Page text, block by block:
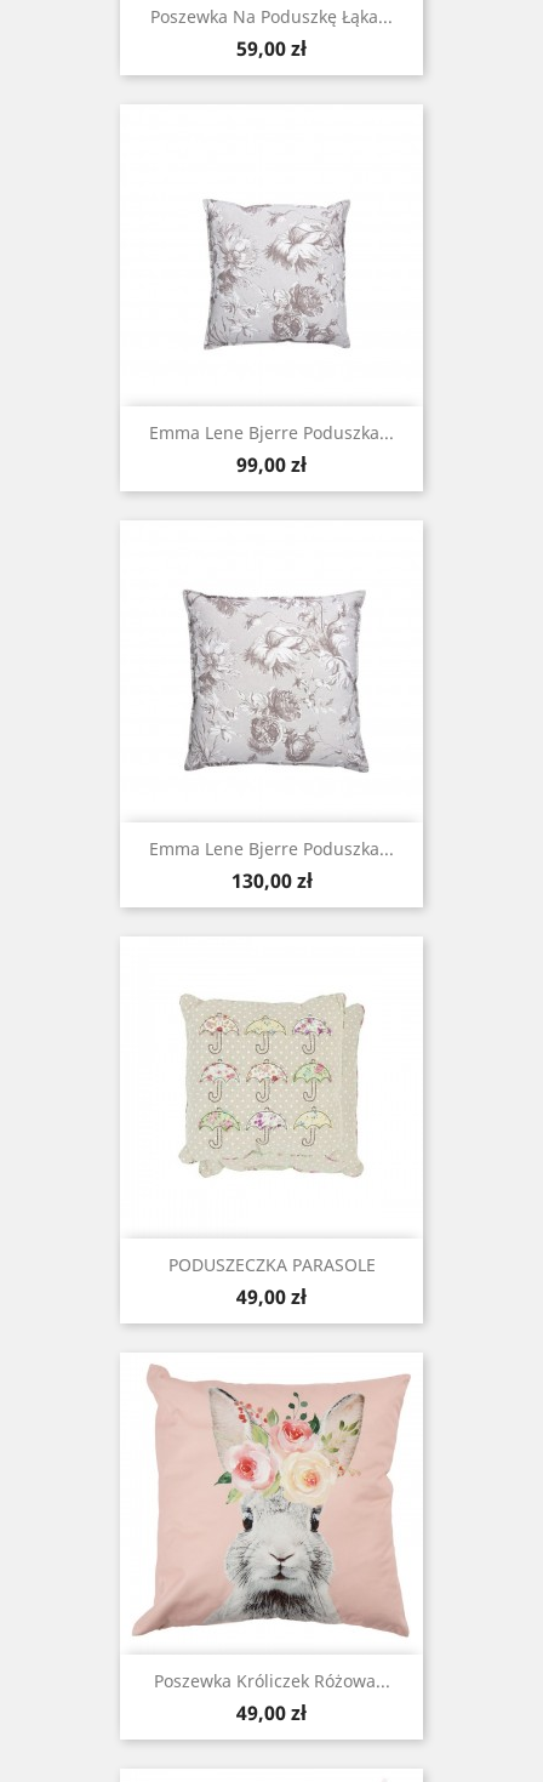
Poszewka Na Poduszkę Łąka...
Cena
59,00 zł
Emma Lene Bjerre Poduszka...
Cena
99,00 zł
Emma Lene Bjerre Poduszka...
Cena
130,00 zł
PODUSZECZKA PARASOLE
Cena
49,00 zł
Poszewka Króliczek Różowa...
Cena
49,00 zł